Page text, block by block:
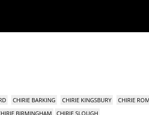
CHIRIE BARKING CHIRIE KINGSBURY CHIRIE
BIRMINGHAM CHIRIE SLOUGH